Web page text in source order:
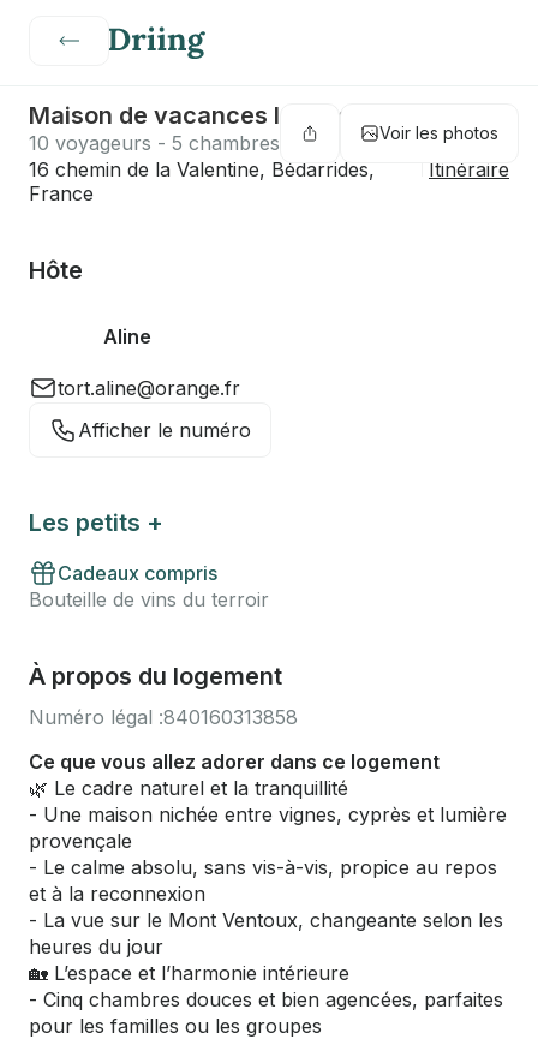
Voir les photos
Maison de vacances la Valentine
10 voyageurs - 5 chambres - 7 lits - 3 salles de bain
16 chemin de la Valentine, Bédarrides,
France
Itinéraire
Hôte
Aline
tort.aline@orange.fr
Afficher le numéro
Les petits +
Cadeaux compris
Bouteille de vins du terroir
À propos du logement
Numéro légal :840160313858
Ce que vous allez adorer dans ce logement
🌿 Le cadre naturel et la tranquillité
- Une maison nichée entre vignes, cyprès et lumière
provençale
- Le calme absolu, sans vis-à-vis, propice au repos
et à la reconnexion
- La vue sur le Mont Ventoux, changeante selon les
heures du jour
🏡 L’espace et l’harmonie intérieure
- Cinq chambres douces et bien agencées, parfaites
pour les familles ou les groupes